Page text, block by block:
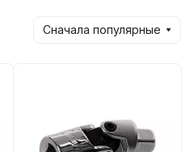
Сначала популярные